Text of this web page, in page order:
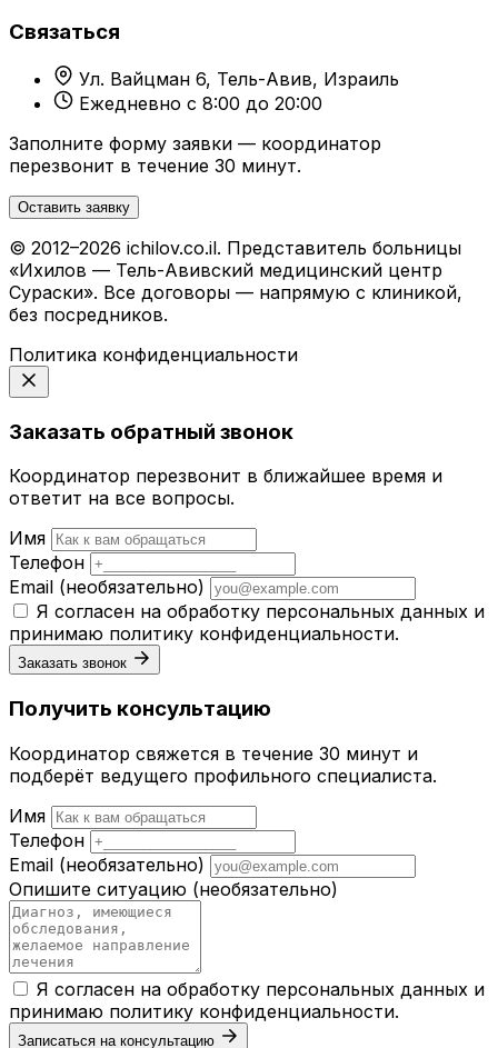
Связаться
Ул. Вайцман 6, Тель-Авив, Израиль
Ежедневно с 8:00 до 20:00
Заполните форму заявки — координатор
перезвонит в течение 30 минут.
Оставить заявку
© 2012–2026 ichilov.co.il. Представитель больницы
«Ихилов — Тель-Авивский медицинский центр
Сураски». Все договоры — напрямую с клиникой,
без посредников.
Политика конфиденциальности
Заказать обратный звонок
Координатор перезвонит в ближайшее время и
ответит на все вопросы.
Имя
Телефон
Email (необязательно)
Я согласен на обработку персональных данных и
принимаю политику конфиденциальности.
Заказать звонок
Получить консультацию
Координатор свяжется в течение 30 минут и
подберёт ведущего профильного специалиста.
Имя
Телефон
Email (необязательно)
Опишите ситуацию (необязательно)
Я согласен на обработку персональных данных и
принимаю политику конфиденциальности.
Записаться на консультацию